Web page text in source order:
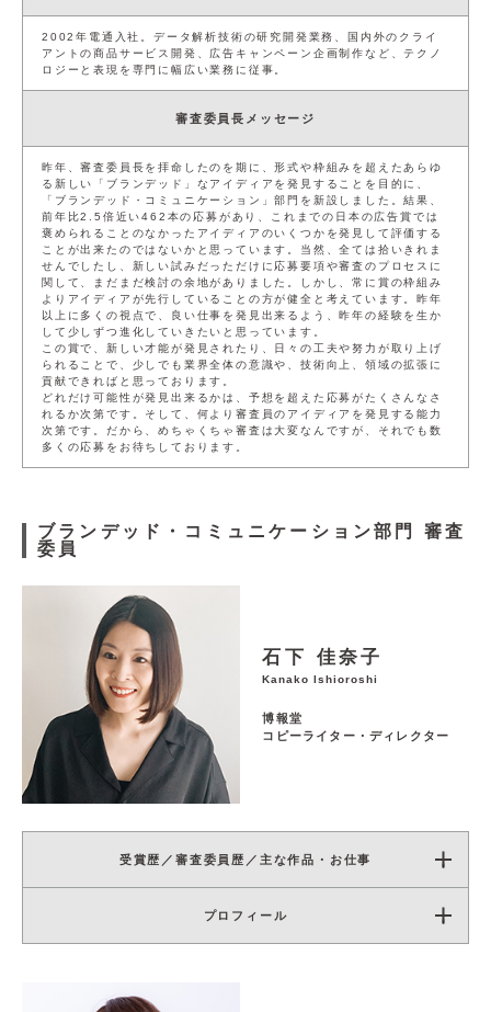
2002年電通入社。データ解析技術の研究開発業務、国内外のクライ
アントの商品サービス開発、広告キャンペーン企画制作など、テクノ
ロジーと表現を専門に幅広い業務に従事。
審査委員長メッセージ
昨年、審査委員長を拝命したのを期に、形式や枠組みを超えたあらゆ
る新しい「ブランデッド」なアイディアを発見することを目的に、
「ブランデッド・コミュニケーション」部門を新設しました。結果、
前年比2.5倍近い462本の応募があり、これまでの日本の広告賞では
褒められることのなかったアイディアのいくつかを発見して評価する
ことが出来たのではないかと思っています。当然、全ては拾いきれま
せんでしたし、新しい試みだっただけに応募要項や審査のプロセスに
関して、まだまだ検討の余地がありました。しかし、常に賞の枠組み
よりアイディアが先行していることの方が健全と考えています。昨年
以上に多くの視点で、良い仕事を発見出来るよう、昨年の経験を生か
して少しずつ進化していきたいと思っています。
この賞で、新しい才能が発見されたり、日々の工夫や努力が取り上げ
られることで、少しでも業界全体の意識や、技術向上、領域の拡張に
貢献できればと思っております。
どれだけ可能性が発見出来るかは、予想を超えた応募がたくさんなさ
れるか次第です。そして、何より審査員のアイディアを発見する能力
次第です。だから、めちゃくちゃ審査は大変なんですが、それでも数
多くの応募をお待ちしております。
ブランデッド・コミュニケーション部門
審査
委員
石下 佳奈子
Kanako Ishioroshi
博報堂
コピーライター・ディレクター
受賞歴／審査委員歴／主な作品・お仕事
プロフィール